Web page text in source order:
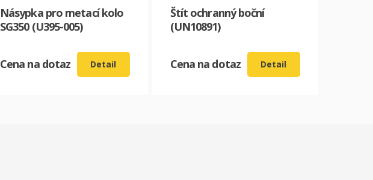
Násypka pro metací kolo
SG350 (U395-005)
Cena na dotaz Detail
Štít ochranný boční
(UN10891)
Cena na dotaz Detail